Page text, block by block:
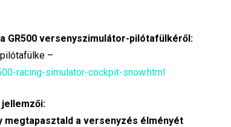
GR500 versenyszimulátor-pilótafülkéről:
–
racing-simulator-cockpit-snow.html
megtapasztald a versenyzés élményét